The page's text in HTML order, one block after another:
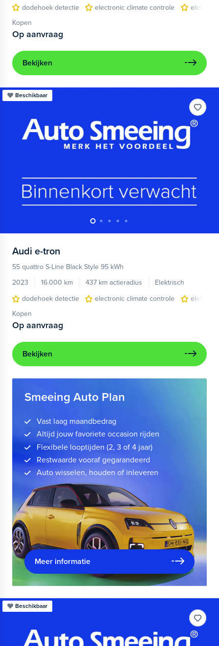
dodehoek detectie
electronic climate controle
Kopen
Op aanvraag
Bekijken
Beschikbaar
Audi e-tron
55 quattro S-Line Black Style 95 kWh
2023
16.000 km 437 km actieradius
Elektrisch
dodehoek detectie
electronic climate controle
Kopen
Op aanvraag
Bekijken
Smeeing Auto Plan
Vast laag maandbedrag
Altijd jouw favoriete occasion rijden
Flexibele looptijden (2, 3 of 4 jaar)
Restwaarde vooraf gegarandeerd
Auto wisselen, houden of inleveren
Meer informatie
Beschikbaar